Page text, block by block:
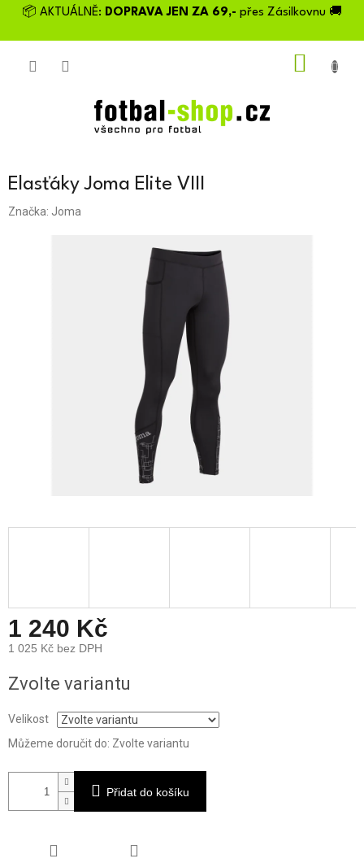
Přejít📦 AKTUÁLNĚ: DOPRAVA JEN ZA 69,- přes Zásilkovnu 🚚
Elasťáky Joma Elite VIII
Značka: Joma
1 240 Kč
1 025 Kč bez DPH
cena:
Zvolte variantu
Velikost
Můžeme doručit do: Zvolte variantu
Přidat do košíku